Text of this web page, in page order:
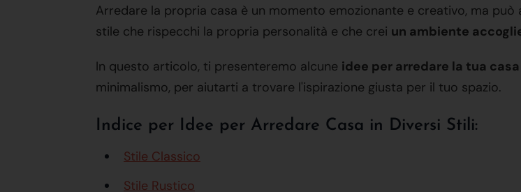
Arredare la propria casa è un momento emozionante e creativo, ma
stile che rispecchi la propria personalità e che crei un ambiente
In questo articolo, ti presenteremo alcune idee per arredare la tua
minimalismo, per aiutarti a trovare l'ispirazione giusta per il tuo spazio.
Indice per Idee per Arredare Casa in Diversi Stili:
Stile Classico
Stile Rustico